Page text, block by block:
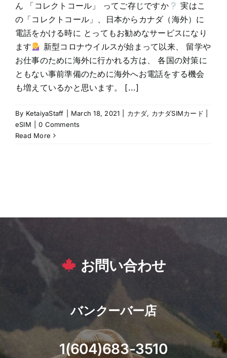
ん 「コレクトコール」 ってご存じですか
実はこ
の「コレクトコール」、日本からカナダ（海外）に
電話をかける時に とってもお勧めなサービスになり
ます
新型コロナウイルスが始まって以来、 留学や
お仕事のために海外に行かれる方は、 各国の対策に
ともない事前準備のために海外へお電話をする機会
も増えているかと思います。 [...]
By KetaiyaStaff March 18, 2021 カナダ, カナダSIMカード |
eSIM
0 Comments
Read More
お問い合わせ
バンクーバー店
1(604)683-3510